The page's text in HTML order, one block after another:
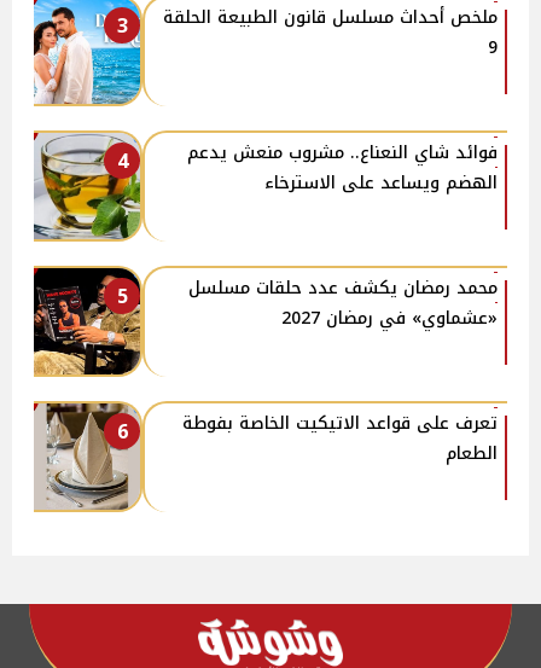
3
ملخص أحداث مسلسل قانون الطبيعة الحلقة
9
4
فوائد شاي النعناع.. مشروب منعش يدعم
الهضم ويساعد على الاسترخاء
5
محمد رمضان يكشف عدد حلقات مسلسل
«عشماوي» في رمضان 2027
6
تعرف على قواعد الاتيكيت الخاصة بفوطة
الطعام